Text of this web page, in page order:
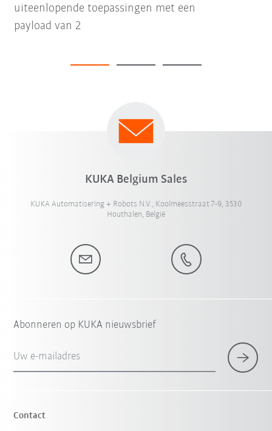
uiteenlopende toepassingen met een
payload van 2
KUKA Belgium Sales
KUKA Automatisering + Robots N.V., Koolmeesstraat 7-9, 3530
Houthalen, België
Abonneren op KUKA nieuwsbrief
Uw e-mailadres
Contact